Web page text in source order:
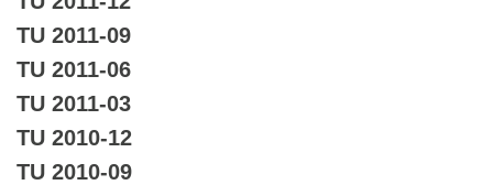
TU 2011-09
TU 2011-06
TU 2011-03
TU 2010-12
TU 2010-09